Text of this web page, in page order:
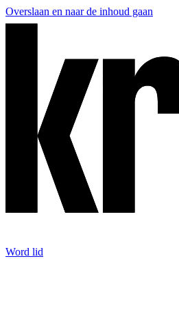
Overslaan en naar de inhoud gaan
Word lid